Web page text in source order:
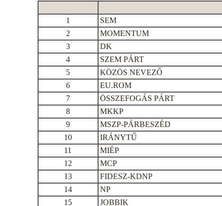
1
SEM
2
MOMENTUM
3
DK
4
SZEM PÁRT
5
KÖZÖS NEVEZŐ
6
EU.ROM
7
ÖSSZEFOGÁS PÁRT
8
MKKP
9
MSZP-PÁRBESZÉD
10
IRÁNYTŰ
11
MIÉP
12
MCP
13
FIDESZ-KDNP
14
NP
15
JOBBIK